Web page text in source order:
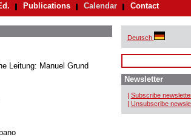
Publications Calendar Contact
Leitung: Manuel Grund
Deutsch
Newsletter
| Subscribe
| Unsubscribe